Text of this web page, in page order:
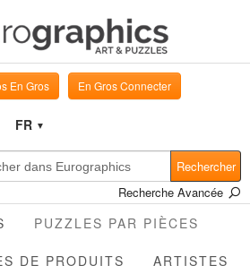
En Gros En Gros Connecter
FR ▼
Rechercher
Recherche Avancée
PUZZLES PAR PIÈCES
DE PRODUITS ARTISTES